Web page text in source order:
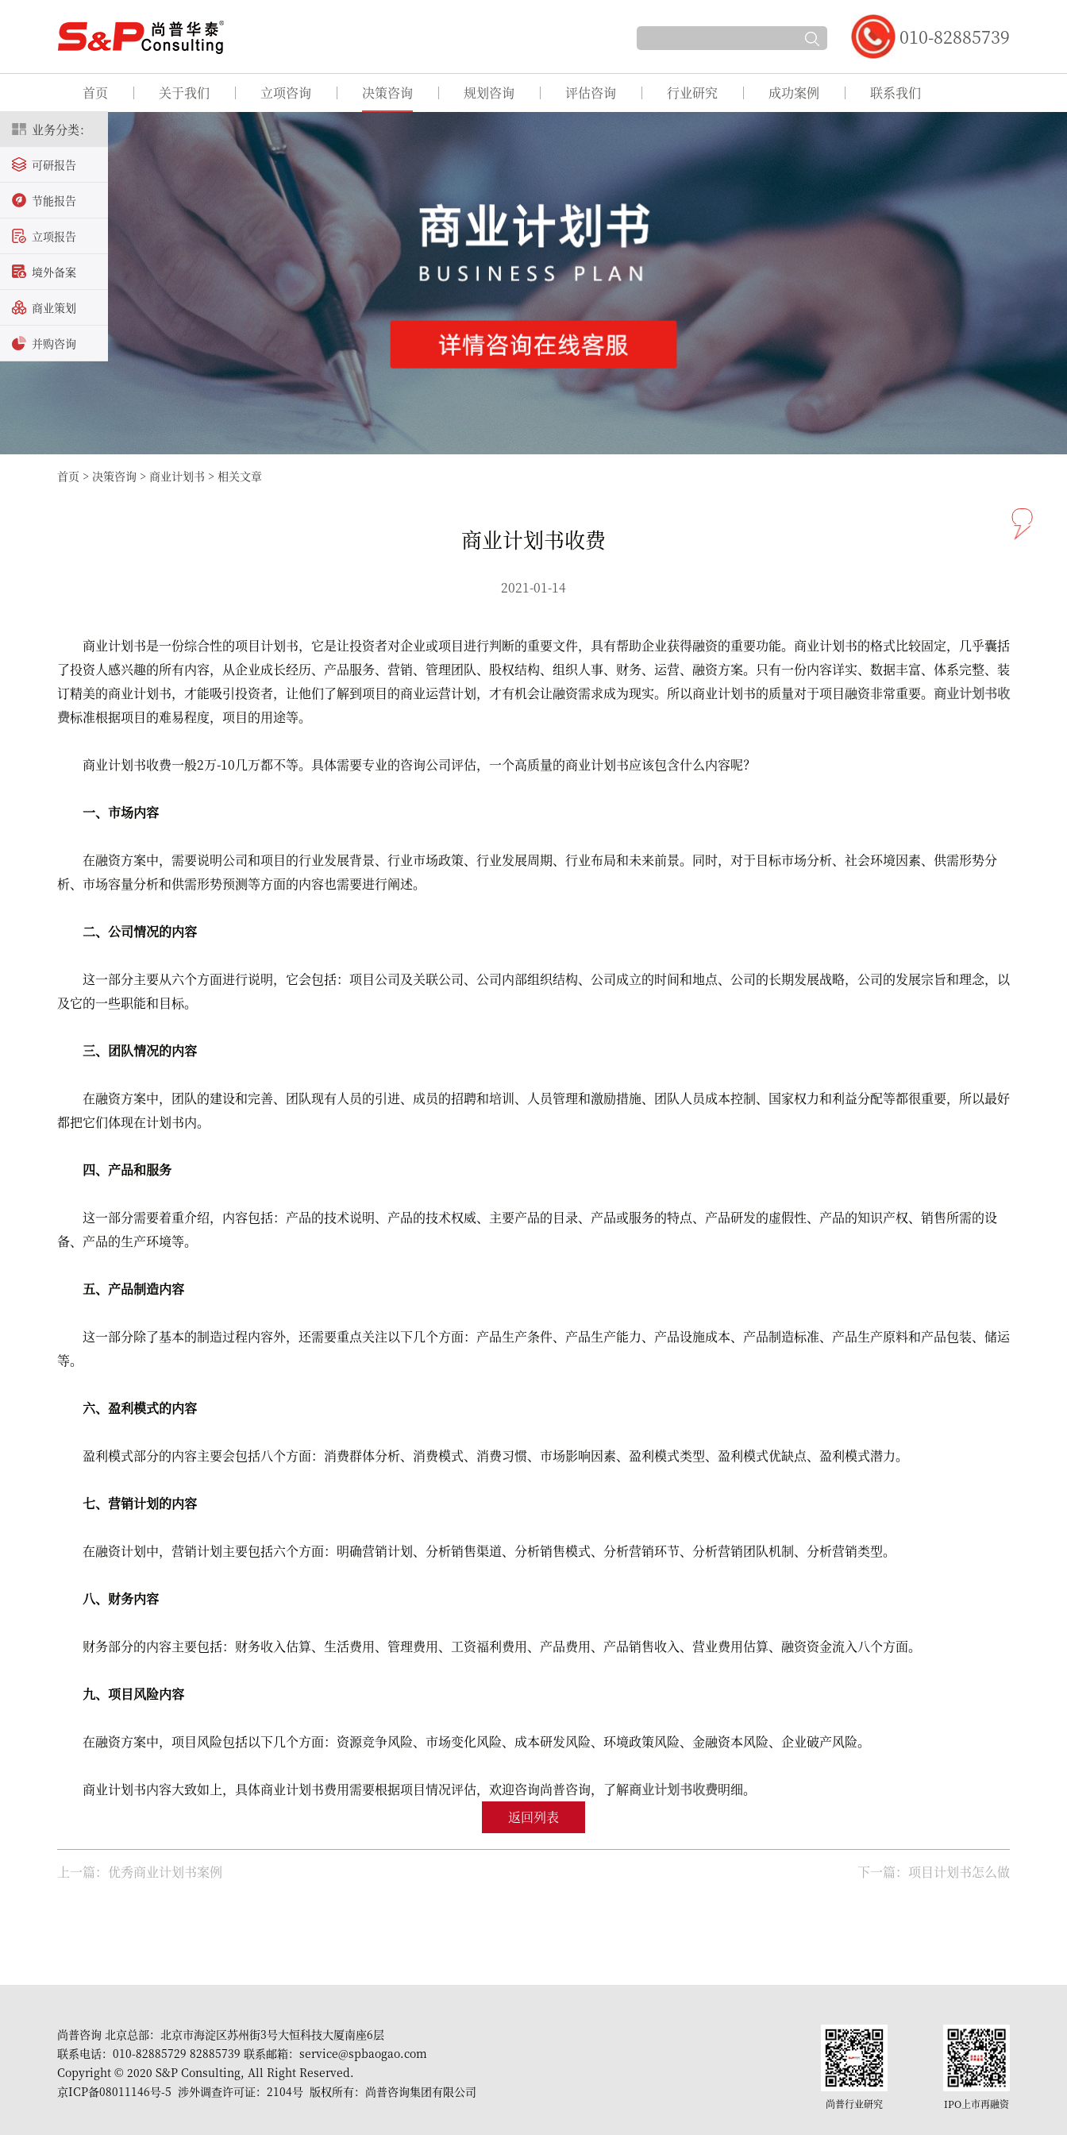
业务分类：
可研报告
节能报告
立项报告
境外备案
商业策划
并购咨询
010-82885739
首页 关于我们 立项咨询 决策咨询 规划咨询 评估咨询 行业研究 成功案例 联系我们
首页 > 决策咨询 > 商业计划书 > 相关文章
商业计划书收费
2021-01-14
商业计划书是一份综合性的项目计划书，它是让投资者对企业或项目进行判断的重要文件，具有帮助企业获得融资的重要功能。商业计划书的格式比较固定，几乎囊括
了投资人感兴趣的所有内容，从企业成长经历、产品服务、营销、管理团队、股权结构、组织人事、财务、运营、融资方案。只有一份内容详实、数据丰富、体系完整、装
订精美的商业计划书，才能吸引投资者，让他们了解到项目的商业运营计划，才有机会让融资需求成为现实。所以商业计划书的质量对于项目融资非常重要。 商业计划书收
费标准根据项目的难易程度，项目的用途等。
商业计划书收费一般2万-10几万都不等。具体需要专业的咨询公司评估，一个高质量的商业计划书应该包含什么内容呢？
一、市场内容
在融资方案中，需要说明公司和项目的行业发展背景、行业市场政策、行业发展周期、行业布局和未来前景。同时，对于目标市场分析、社会环境因素、供需形势分
析、市场容量分析和供需形势预测等方面的内容也需要进行阐述。
二、公司情况的内容
这一部分主要从六个方面进行说明，它会包括：项目公司及关联公司、公司内部组织结构、公司成立的时间和地点、公司的长期发展战略，公司的发展宗旨和理念，以
及它的一些职能和目标。
三、团队情况的内容
在融资方案中，团队的建设和完善、团队现有人员的引进、成员的招聘和培训、人员管理和激励措施、团队人员成本控制、国家权力和利益分配等都很重要，所以最好
都把它们体现在计划书内。
四、产品和服务
这一部分需要着重介绍，内容包括：产品的技术说明、产品的技术权威、主要产品的目录、产品或服务的特点、产品研发的虚假性、产品的知识产权、销售所需的设
备、产品的生产环境等。
五、产品制造内容
这一部分除了基本的制造过程内容外，还需要重点关注以下几个方面：产品生产条件、产品生产能力、产品设施成本、产品制造标准、产品生产原料和产品包装、储运
等。
六、盈利模式的内容
盈利模式部分的内容主要会包括八个方面：消费群体分析、消费模式、消费习惯、市场影响因素、盈利模式类型、盈利模式优缺点、盈利模式潜力。
七、营销计划的内容
在融资计划中，营销计划主要包括六个方面：明确营销计划、分析销售渠道、分析销售模式、分析营销环节、分析营销团队机制、分析营销类型。
八、财务内容
财务部分的内容主要包括：财务收入估算、生活费用、管理费用、工资福利费用、产品费用、产品销售收入、营业费用估算、融资资金流入八个方面。
九、项目风险内容
在融资方案中，项目风险包括以下几个方面：资源竞争风险、市场变化风险、成本研发风险、环境政策风险、金融资本风险、企业破产风险。
商业计划书内容大致如上，具体商业计划书费用需要根据项目情况评估，欢迎咨询尚普咨询，了解商业计划书收费明细。
返回列表
上一篇：优秀商业计划书案例 下一篇：项目计划书怎么做
尚普咨询 北京总部：北京市海淀区苏州街3号大恒科技大厦南座6层
联系电话：010-82885729 82885739 联系邮箱：service@spbaogao.com
Copyright © 2020 S&P Consulting, All Right Reserved.
京ICP备08011146号-5 涉外调查许可证：2104号 版权所有：尚普咨询集团有限公司
尚普行业研究 IPO上市再融资